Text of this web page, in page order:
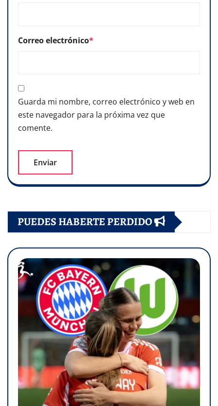
Correo electrónico*
Guarda mi nombre, correo electrónico y web en
este navegador para la próxima vez que
comente.
PUEDES HABERTE PERDIDO